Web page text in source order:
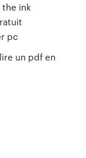
the ink
pc
un pdf en